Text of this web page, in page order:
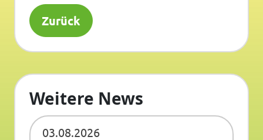
Zurück
Weitere News
03.08.2026